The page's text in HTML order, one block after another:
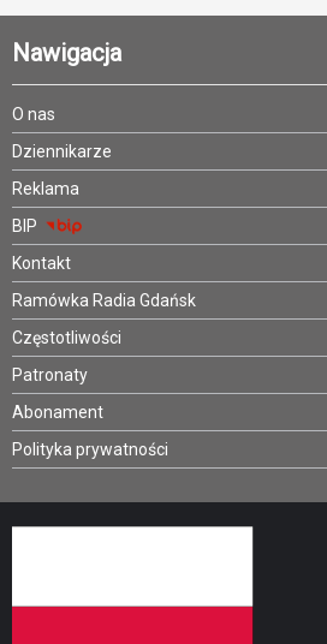
Nawigacja
O nas
Dziennikarze
Reklama
BIP
Kontakt
Ramówka Radia Gdańsk
Częstotliwości
Patronaty
Abonament
Polityka prywatności